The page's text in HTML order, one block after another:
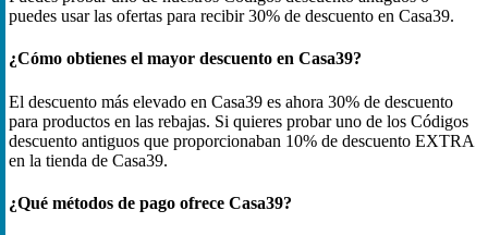
puedes usar las ofertas para recibir 30% de descuento en Casa39.
¿Cómo obtienes el mayor descuento en Casa39?
El descuento más elevado en Casa39 es ahora 30% de descuento
para productos en las rebajas. Si quieres probar uno de los Códigos
descuento antiguos que proporcionaban 10% de descuento EXTRA
en la tienda de Casa39.
¿Qué métodos de pago ofrece Casa39?